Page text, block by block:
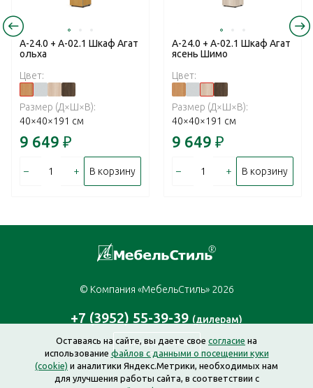
А-24.0 + А-02.1 Шкаф Агат
ольха
Цвет:
Размер (Д×Ш×В):
40×40×191 см
9 649 ₽
– + В корзину
А-24.0 + А-02.1 Шкаф Агат
ясень Шимо
Цвет:
Размер (Д×Ш×В):
40×40×191 см
9 649 ₽
– + В корзину
© Компания «МебельСтиль» 2026
+7 (3952) 55-39-39 (дилерам)
Заказать звонок
Оставаясь на сайте, вы даете свое согласие на
использование файлов с данными о посещении куки
(cookie) и аналитики Яндекс.Метрики, необходимых нам
для улучшения работы сайта, в соответствии с